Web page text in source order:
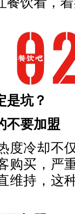
是坑？
不要加盟
冷却不
购买，严
维持，这